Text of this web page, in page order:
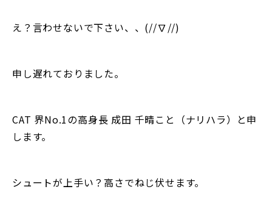
え？言わせないで下さい、、(//∇//)
申し遅れておりました。
CAT 界No.1の高身長 成田 千晴こと（ナリハラ）と申
します。
シュートが上手い？高さでねじ伏せます。